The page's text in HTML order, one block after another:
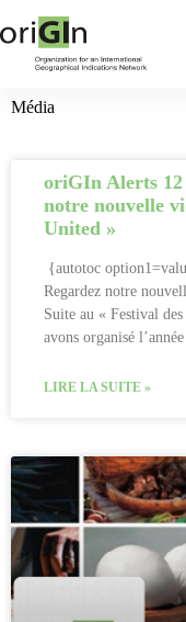
Média
oriGIn Alerts 12
notre nouvelle
United »
{autotoc
Regardez notre
Suite au « Festival
avons organisé
LIRE LA SUITE »